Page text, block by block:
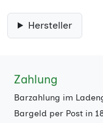
Hersteller
Zahlung
Barzahlung im
Bargeld per Post in